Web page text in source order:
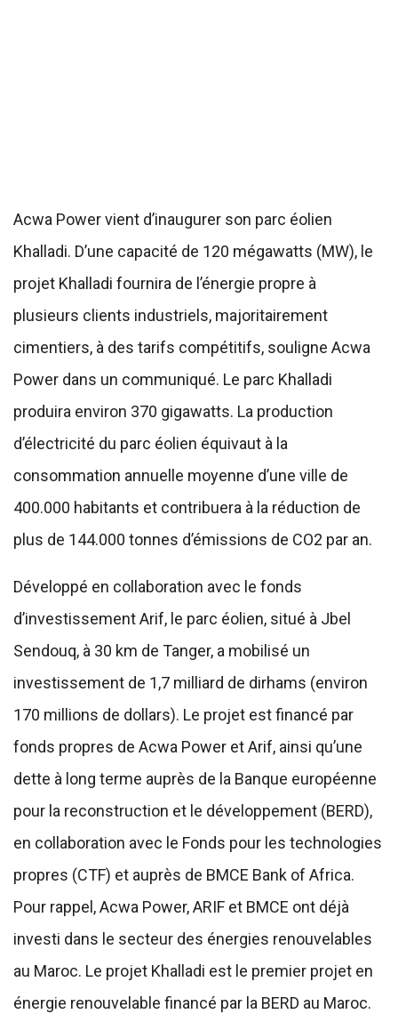
Acwa Power vient d’inaugurer son parc éolien
Khalladi. D’une capacité de 120 mégawatts (MW), le
projet Khalladi fournira de l’énergie propre à
plusieurs clients industriels, majoritairement
cimentiers, à des tarifs compétitifs, souligne Acwa
Power dans un communiqué. Le parc Khalladi
produira environ 370 gigawatts. La production
d’électricité du parc éolien équivaut à la
consommation annuelle moyenne d’une ville de
400.000 habitants et contribuera à la réduction de
plus de 144.000 tonnes d’émissions de CO2 par an.
Développé en collaboration avec le fonds
d’investissement Arif, le parc éolien, situé à Jbel
Sendouq, à 30 km de Tanger, a mobilisé un
investissement de 1,7 milliard de dirhams (environ
170 millions de dollars). Le projet est financé par
fonds propres de Acwa Power et Arif, ainsi qu’une
dette à long terme auprès de la Banque européenne
pour la reconstruction et le développement (BERD),
en collaboration avec le Fonds pour les technologies
propres (CTF) et auprès de BMCE Bank of Africa.
Pour rappel, Acwa Power, ARIF et BMCE ont déjà
investi dans le secteur des énergies renouvelables
au Maroc. Le projet Khalladi est le premier projet en
énergie renouvelable financé par la BERD au Maroc.